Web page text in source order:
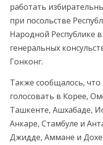
работать
при посольстве
Народной Республике
генеральных
Гонконг.
Также сообщалось, что
голосовать в Корее,
Ташкенте, Ашхабаде,
Анкаре, Стамбуле и
Джидде, Аммане и